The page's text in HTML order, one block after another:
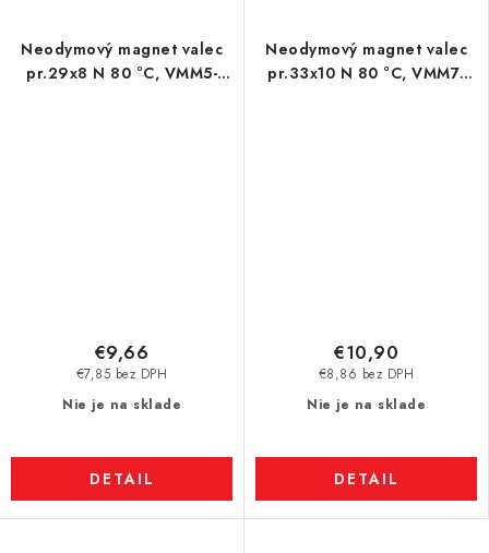
Neodymový magnet valec
pr.29x8 N 80 °C, VMM5-
Nie je na sklade
€7,85 bez DPH
€9,66
DETAIL
Neodymový magnet valec
pr.33x10 N 80 °C, VMM7-
Nie je na sklade
€8,86 bez DPH
€10,90
DETAIL